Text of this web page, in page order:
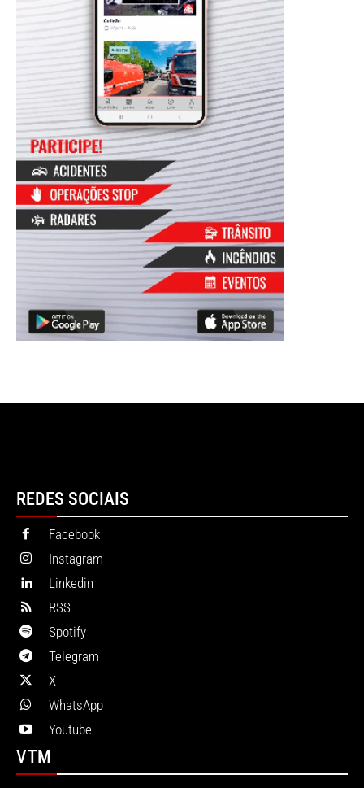
REDES SOCIAIS
Facebook
Instagram
Linkedin
RSS
Spotify
Telegram
X
WhatsApp
Youtube
VTM